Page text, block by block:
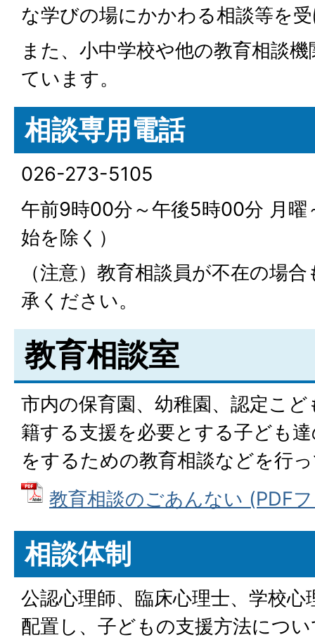
な学びの場にかかわる相談等を
また、小中学校や他の教育相談
ています。
相談専用電話
026-273-5105
午前9時00分～午後5時00分 月曜
始を除く）
（注意）教育相談員が不在の場
承ください。
教育相談室
市内の保育園、幼稚園、認定こ
籍する支援を必要とする子ども
をするための教育相談などを行
教育相談のごあんない (PDF
相談体制
公認心理師、臨床心理士、学校心
配置し、子どもの支援方法につ